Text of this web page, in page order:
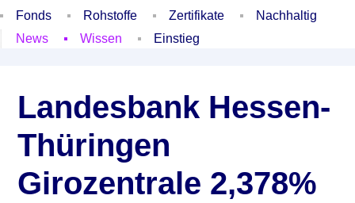
Fonds
Rohstoffe Zertifikate
Nachhaltig
News
Wissen Einstieg
Landesbank Hessen-
Thüringen
Girozentrale 2,378%